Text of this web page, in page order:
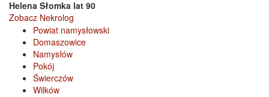
Helena Słomka lat 90
Zobacz Nekrolog
Powiat namysłowski
Domaszowice
Namysłów
Pokój
Świerczów
Wilków